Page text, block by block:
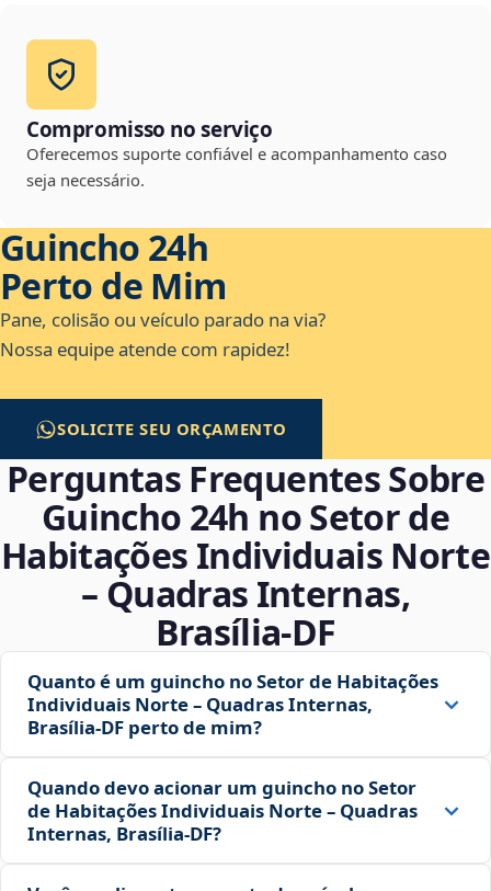
Compromisso no serviço
Oferecemos suporte confiável e acompanhamento caso
seja necessário.
Guincho 24h
Perto de Mim
Pane, colisão ou veículo parado na via?
Nossa equipe atende com rapidez!
SOLICITE SEU ORÇAMENTO
Perguntas Frequentes Sobre
Guincho 24h no Setor de
Habitações Individuais Norte
– Quadras Internas,
Brasília‑DF
Quanto é um guincho no Setor de Habitações
Individuais Norte – Quadras Internas,
Brasília‑DF perto de mim?
Quando devo acionar um guincho no Setor
de Habitações Individuais Norte – Quadras
Internas, Brasília‑DF?